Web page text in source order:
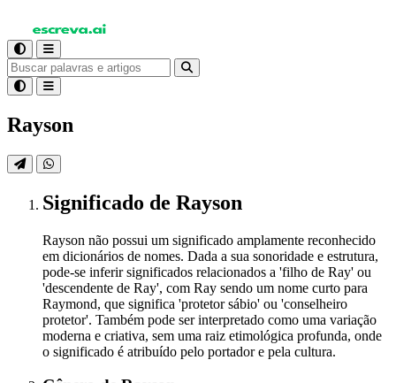
Rayson
Significado de Rayson
Rayson não possui um significado amplamente reconhecido
em dicionários de nomes. Dada a sua sonoridade e estrutura,
pode-se inferir significados relacionados a 'filho de Ray' ou
'descendente de Ray', com Ray sendo um nome curto para
Raymond, que significa 'protetor sábio' ou 'conselheiro
protetor'. Também pode ser interpretado como uma variação
moderna e criativa, sem uma raiz etimológica profunda, onde
o significado é atribuído pelo portador e pela cultura.